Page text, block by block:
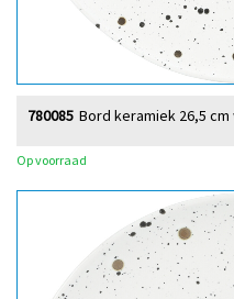
Bord keramiek 26,5
780085
Op voorraad